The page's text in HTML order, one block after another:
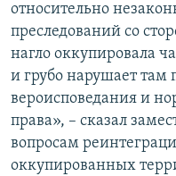
относительно
преследований со
нагло оккупировала
и грубо нарушает там
вероисповедания и
права», – сказал
вопросам
оккупированных